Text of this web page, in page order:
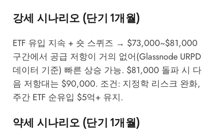
강세 시나리오 (단기 1개월)
ETF 유입 지속 + 숏 스퀴즈 → $73,000~$81,000
구간에서 공급 저항이 거의 없어(Glassnode URPD
데이터 기준) 빠른 상승 가능. $81,000 돌파 시 다
음 저항대는 $90,000. 조건: 지정학 리스크 완화,
주간 ETF 순유입 $5억+ 유지.
약세 시나리오 (단기 1개월)